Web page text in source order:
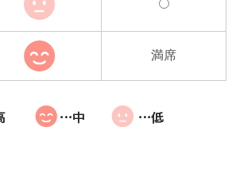
満席